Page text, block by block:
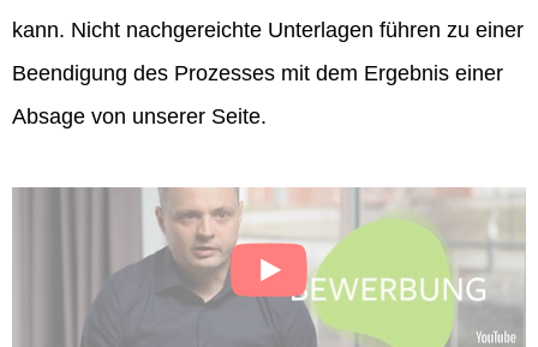
kann. Nicht nachgereichte Unterlagen führen zu einer
Beendigung des Prozesses mit dem Ergebnis einer
Absage von unserer Seite.